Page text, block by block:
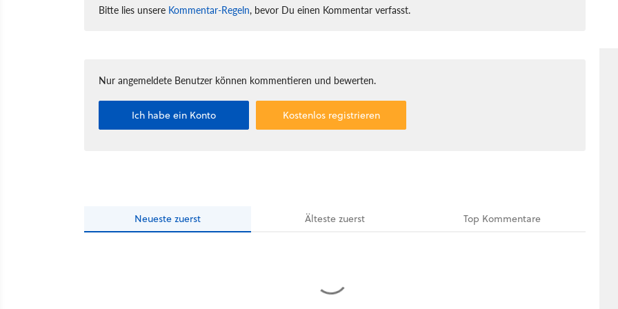
Bitte lies unsere Kommentar-Regeln, bevor Du einen Kommentar verfasst.
Nur angemeldete Benutzer können kommentieren und bewerten.
Ich habe ein Konto Kostenlos registrieren
Neueste zuerst Ältestezuerst Top Kommentare